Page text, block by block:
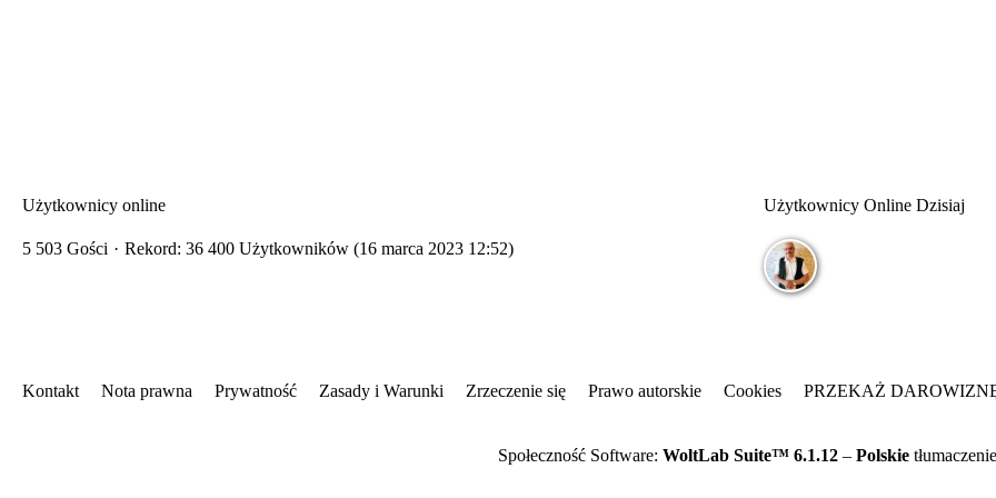
Użytkownicy online
5 503 Gości Rekord: 36 400 Użytkowników (16 marca 2023 12:52)
Użytkownicy Online Dzisiaj
Kontakt Nota prawna Prywatność Zasady i Warunki Zrzeczenie się Prawo autorskie Cookies PRZEKAŻ
Społeczność Software: WoltLab Suite™ 6.1.12– Polskietłumaczenie